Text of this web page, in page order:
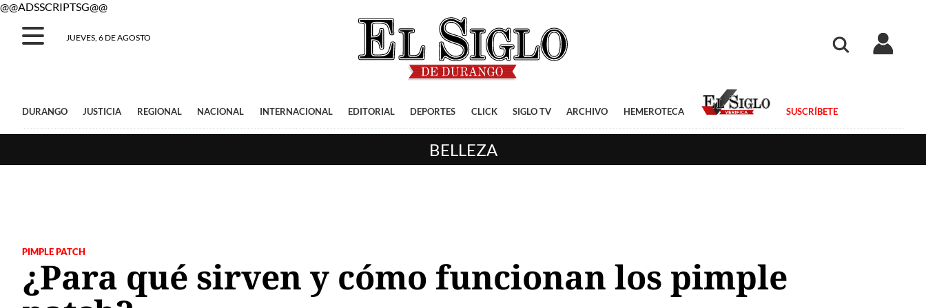
@@ADSSCRIPTSG@@
JUEVES, 6 DE AGOSTO
DURANGO JUSTICIA REGIONAL NACIONAL INTERNACIONAL EDITORIAL DEPORTES CLICK SIGLO TV ARCHIVO HEMEROTECA SUSCRÍBETE
BELLEZA
PIMPLE PATCH
¿Para qué sirven y cómo funcionan los pimple